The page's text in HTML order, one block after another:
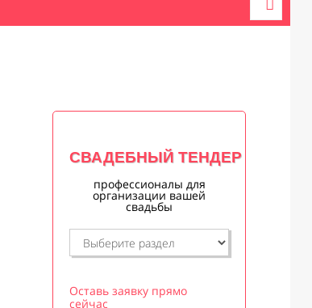
СВАДЕБНЫЙ ТЕНДЕР
профессионалы для
организации вашей
свадьбы
Оставь заявку прямо
сейчас